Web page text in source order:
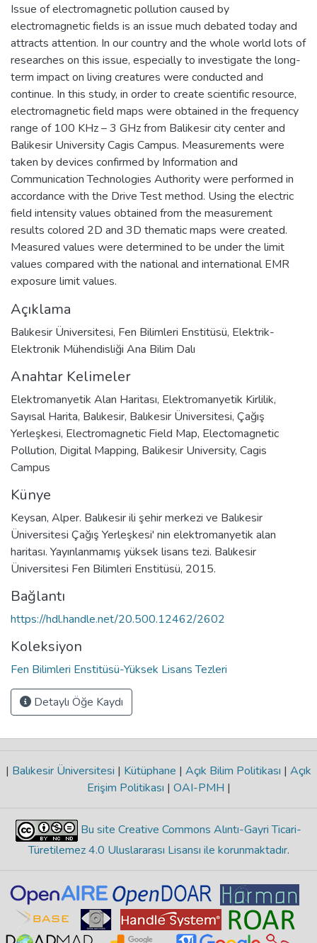
Issue of electromagnetic pollution caused by
electromagnetic fields is an issue much debated today and
attracts attention. In our country and the whole world lots of
researches on this issue, especially to investigate the long-
term impact on living creatures were conducted and
continue. In this study, in order to create scientific resource,
electromagnetic field maps were obtained in the frequency
range of 100 KHz – 3 GHz from Balikesir city center and
Balikesir University Cagis Campus. Measurements were
taken by devices confirmed by Information and
Communication Technologies Authority were performed in
accordance with the Drive Test method. Using the electric
field intensity values obtained from the measurement
results colored 2D and 3D thematic maps were created.
Measured values were determined to be under the limit
values compared with the national and international EMR
exposure limit values.
Açıklama
Balıkesir Üniversitesi, Fen Bilimleri Enstitüsü, Elektrik-
Elektronik Mühendisliği Ana Bilim Dalı
Anahtar Kelimeler
Elektromanyetik Alan Haritası, Elektromanyetik Kirlilik,
Sayısal Harita, Balıkesir, Balıkesir Üniversitesi, Çağış
Yerleşkesi, Electromagnetic Field Map, Electomagnetic
Pollution, Digital Mapping, Balikesir University, Cagis
Campus
Künye
Keysan, Alper. Balıkesir ili şehir merkezi ve Balıkesir
Üniversitesi Çağış Yerleşkesi' nin elektromanyetik alan
haritası. Yayınlanmamış yüksek lisans tezi. Balıkesir
Üniversitesi Fen Bilimleri Enstitüsü, 2015.
Bağlantı
https://hdl.handle.net/20.500.12462/2602
Koleksiyon
Fen Bilimleri Enstitüsü-Yüksek Lisans Tezleri
Detaylı Öğe Kaydı
| Balıkesir Üniversitesi | Kütüphane | Açık Bilim Politikası | Açık
Erişim Politikası | OAI-PMH |
Bu site Creative Commons Alıntı-Gayri Ticari-
Türetilemez 4.0 Uluslararası Lisansı ile korunmaktadır.